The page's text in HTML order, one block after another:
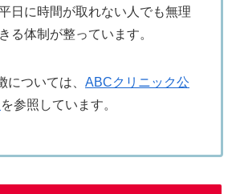
日に時間が取れない人でも無理
る体制が整っています。
ついては、 ABCクリニック公
を参照しています。